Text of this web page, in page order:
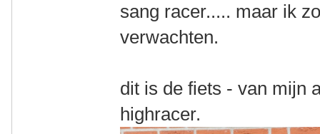
sang racer..... maar ik
verwachten.
dit is de fiets - van mijn
highracer.